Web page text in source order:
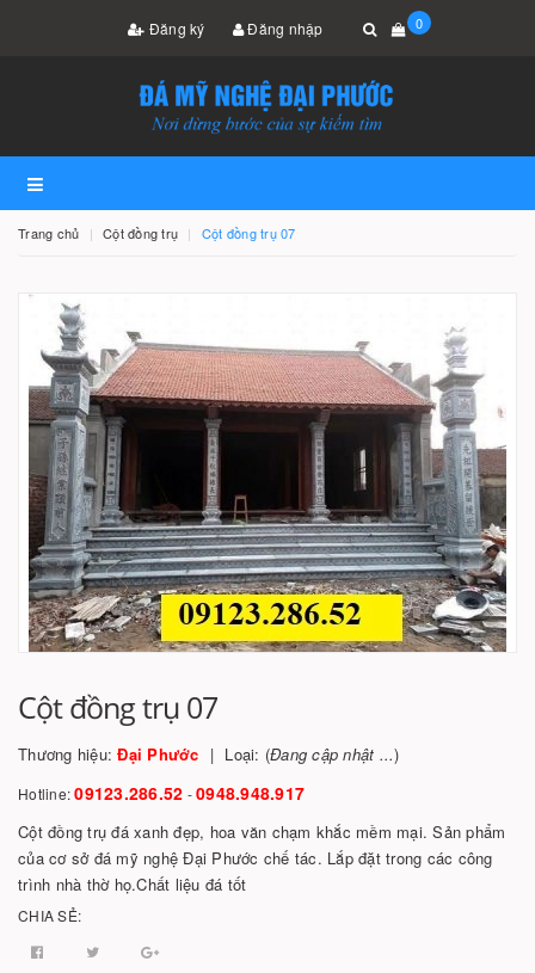
Đăng ký Đăng nhập 0
Trang chủ Cột đồng trụ Cột đồng trụ 07
Cột đồng trụ 07
Thương hiệu:Đại Phước Loại: (Đang cập nhật ...)
Hotline:09123.286.52 -0948.948.917
Cột đồng trụ đá xanh đẹp, hoa văn chạm khắc mềm mại. Sản phẩm
của cơ sở đá mỹ nghệ Đại Phước chế tác. Lắp đặt trong các công
trình nhà thờ họ.Chất liệu đá tốt
CHIA SẺ: